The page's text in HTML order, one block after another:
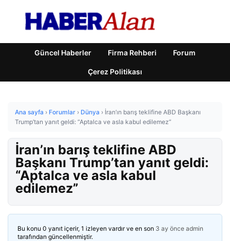
Güncel Haberler Firma Rehberi Forum
Çerez Politikası
Ana sayfa › Forumlar › Dünya › İran’ın barış teklifine ABD Başkanı
Trump’tan yanıt geldi: “Aptalca ve asla kabul edilemez”
İran’ın barış teklifine ABD
Başkanı Trump’tan yanıt geldi:
“Aptalca ve asla kabul
edilemez”
Bu konu 0 yanıt içerir, 1 izleyen vardır ve en son 3 ay önce admin
tarafından güncellenmiştir.